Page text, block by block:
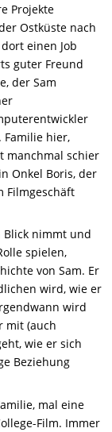
Projekte
Ostküste nach
einen Job
guter Freund
der Sam
Familie hier,
manchmal schier
Onkel Boris, der
Filmgeschäft
Blick nimmt und
spielen,
von Sam. Er
wird, wie er
wird
mit (auch
wie er sich
Beziehung
mal eine
Film. Immer